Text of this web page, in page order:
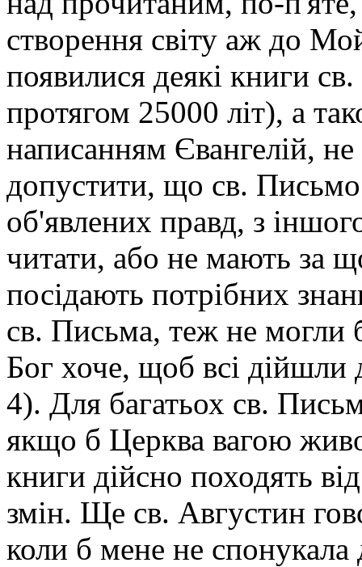
створення світу аж до
появилися деякі книги
протягом 25000 літ), а
написанням Євангелій,
допус­тити, що св.
об'явлених правд, з
читати, або не мають за
посідають потрібних
св. Письма, теж не могли
Бог хоче, щоб всі дійшли
4). Для багатьох св.
якщо б Церква вагою
книги дійсно походять
змін. Ще св. Августин
коли б мене не